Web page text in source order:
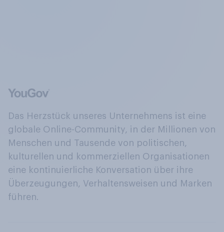
Das Herzstück unseres Unternehmens ist eine
globale Online-Community, in der Millionen von
Menschen und Tausende von politischen,
kulturellen und kommerziellen Organisationen
eine kontinuierliche Konversation über ihre
Überzeugungen, Verhaltensweisen und Marken
führen.